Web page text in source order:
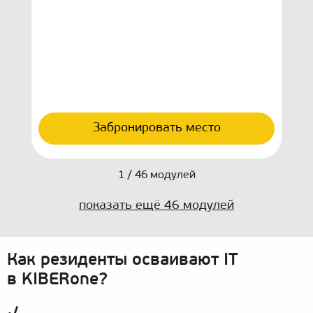
Забронировать место
1 / 46 модулей
показать ещё 46 модулей
Как резиденты осваивают IT
в KIBERone?